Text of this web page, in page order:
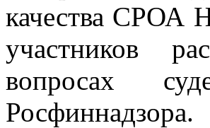
качества СРОА
участников
вопросах
Росфиннадзора.